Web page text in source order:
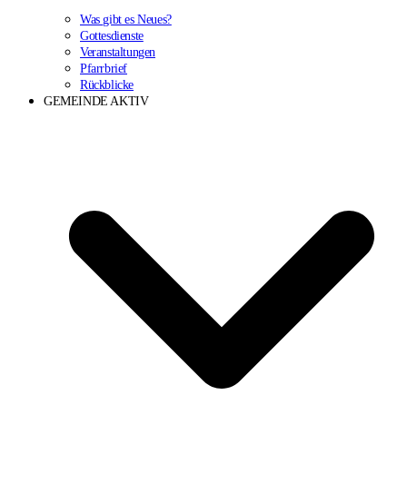
Was gibt es Neues?
Gottesdienste
Veranstaltungen
Pfarrbrief
Rückblicke
GEMEINDE AKTIV